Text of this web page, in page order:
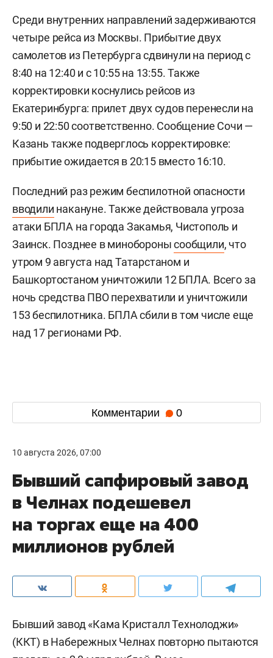
Среди внутренних направлений задерживаются
четыре рейса из Москвы. Прибытие двух
самолетов из Петербурга сдвинули на период с
8:40 на 12:40 и с 10:55 на 13:55. Также
корректировки коснулись рейсов из
Екатеринбурга: прилет двух судов перенесли на
9:50 и 22:50 соответственно. Сообщение Сочи —
Казань также подверглось корректировке:
прибытие ожидается в 20:15 вместо 16:10.
Последний раз режим беспилотной опасности
вводили накануне. Также действовала угроза
атаки БПЛА на города Закамья, Чистополь и
Заинск. Позднее в миноборонысообщили, что
утром 9 августа над Татарстаном и
Башкортостаном уничтожили 12 БПЛА. Всего за
ночь средства ПВО перехватили и уничтожили
153 беспилотника. БПЛА сбили в том числе еще
над 17 регионами РФ.
Комментарии 0
10 августа 2026, 07:00
Бывший сапфировый завод
в Челнах подешевел
на торгах еще на 400
миллионов рублей
Бывший завод «Кама Кристалл Технолоджи»
(ККТ) в Набережных Челнах повторно пытаются